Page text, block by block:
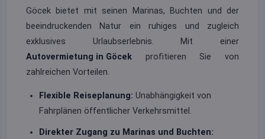
Göcek bietet mit seinen Marinas, Buchten und der
beeindruckenden Natur ein ruhiges und zugleich
exklusives Urlaubserlebnis. Mit einer
Autovermietung in Göcek profitieren Sie von
zahlreichen Vorteilen.
Flexible Reiseplanung: Unabhängigkeit von
Fahrplänen öffentlicher Verkehrsmittel.
Direkter Zugang zu Marinas und Buchten: